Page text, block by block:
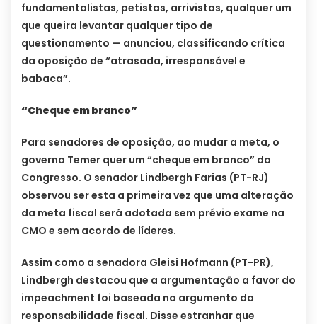
fundamentalistas, petistas, arrivistas, qualquer um
que queira levantar qualquer tipo de
questionamento — anunciou, classificando crítica
da oposição de “atrasada, irresponsável e
babaca”.
“Cheque em branco”
Para senadores de oposição, ao mudar a meta, o
governo Temer quer um “cheque em branco” do
Congresso. O senador Lindbergh Farias (PT-RJ)
observou ser esta a primeira vez que uma alteração
da meta fiscal será adotada sem prévio exame na
CMO e sem acordo de líderes.
Assim como a senadora Gleisi Hofmann (PT-PR),
Lindbergh destacou que a argumentação a favor do
impeachment foi baseada no argumento da
responsabilidade fiscal. Disse estranhar que